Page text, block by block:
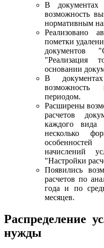
В документах
возможность
нормативным
Реализовано
пометки
документов
"Реализация
основании
В
возможность
периодом.
Расширены
расчетов
каждого вида
несколько
начислений
"Настройки
Появились
расчетов по
года и по
месяцев.
Распределение
нужды